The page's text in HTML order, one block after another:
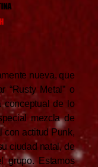
nueva, que
“Rusty Metal” o
conceptual de lo
mezcla de
con actitud Punk,
ciudad natal, de
grupo. Estamos